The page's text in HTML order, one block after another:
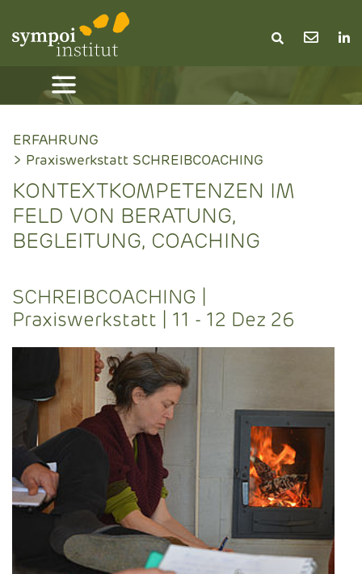
ERFAHRUNG
> Praxiswerkstatt SCHREIBCOACHING
KONTEXTKOMPETENZEN IM
FELD VON BERATUNG,
BEGLEITUNG, COACHING
SCHREIBCOACHING |
Praxiswerkstatt | 11 - 12 Dez 26